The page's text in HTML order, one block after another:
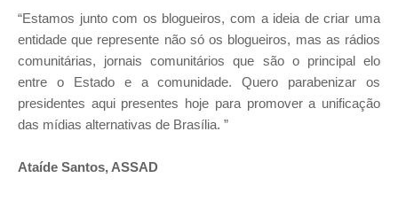
“Estamos junto com os blogueiros, com a ideia de criar uma
entidade que represente não só os blogueiros, mas as rádios
comunitárias, jornais comunitários que são o principal elo
entre o Estado e a comunidade. Quero parabenizar os
presidentes aqui presentes hoje para promover a unificação
das mídias alternativas de Brasília. ”
Ataíde Santos, ASSAD